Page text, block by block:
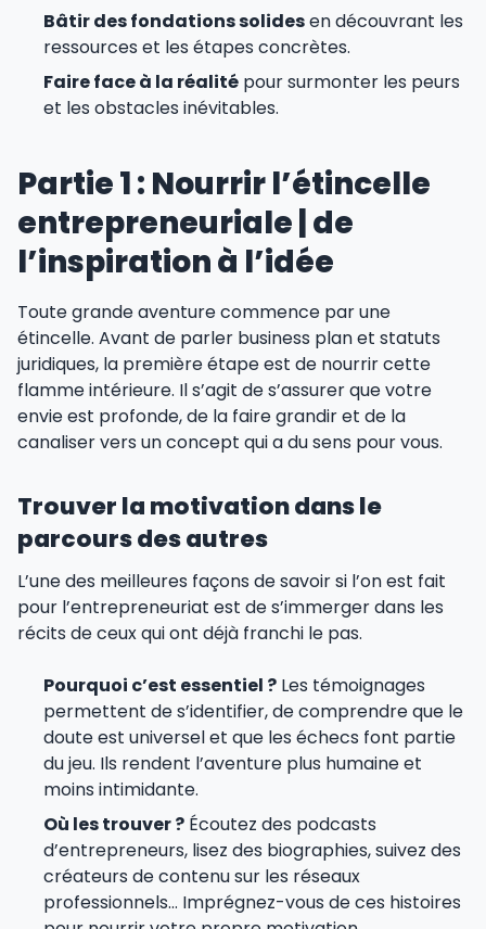
Bâtir des fondations solidesen découvrant les
ressources et les étapes concrètes.
Faire face à la réalité pour surmonter les peurs
et les obstacles inévitables.
Partie 1 : Nourrir l’étincelle
entrepreneuriale | de
l’inspiration à l’idée
Toute grande aventure commence par une
étincelle. Avant de parler business plan et statuts
juridiques, la première étape est de nourrir cette
flamme intérieure. Il s’agit de s’assurer que votre
envie est profonde, de la faire grandir et de la
canaliser vers un concept qui a du sens pour vous.
Trouver la motivation dans le
parcours des autres
L’une des meilleures façons de savoir si l’on est fait
pour l’entrepreneuriat est de s’immerger dans les
récits de ceux qui ont déjà franchi le pas.
Pourquoi c’est essentiel ? Les témoignages
permettent de s’identifier, de comprendre que le
doute est universel et que les échecs font partie
du jeu. Ils rendent l’aventure plus humaine et
moins intimidante.
Où les trouver ? Écoutez des podcasts
d’entrepreneurs, lisez des biographies, suivez des
créateurs de contenu sur les réseaux
professionnels… Imprégnez-vous de ces histoires